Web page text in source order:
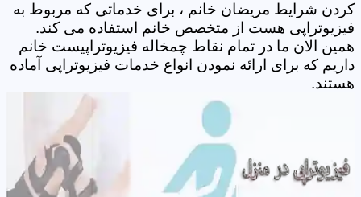
کردن شرایط مریضان خانم ، برای خدماتی که مربوط به
فیزیوتراپی هست از متخصص خانم استفاده می کند.
همین الان ما در تمام نقاط چمخاله فیزیوتراپیست خانم
داریم که برای ارائه نمودن انواع خدمات فیزیوتراپی آماده
هستند.